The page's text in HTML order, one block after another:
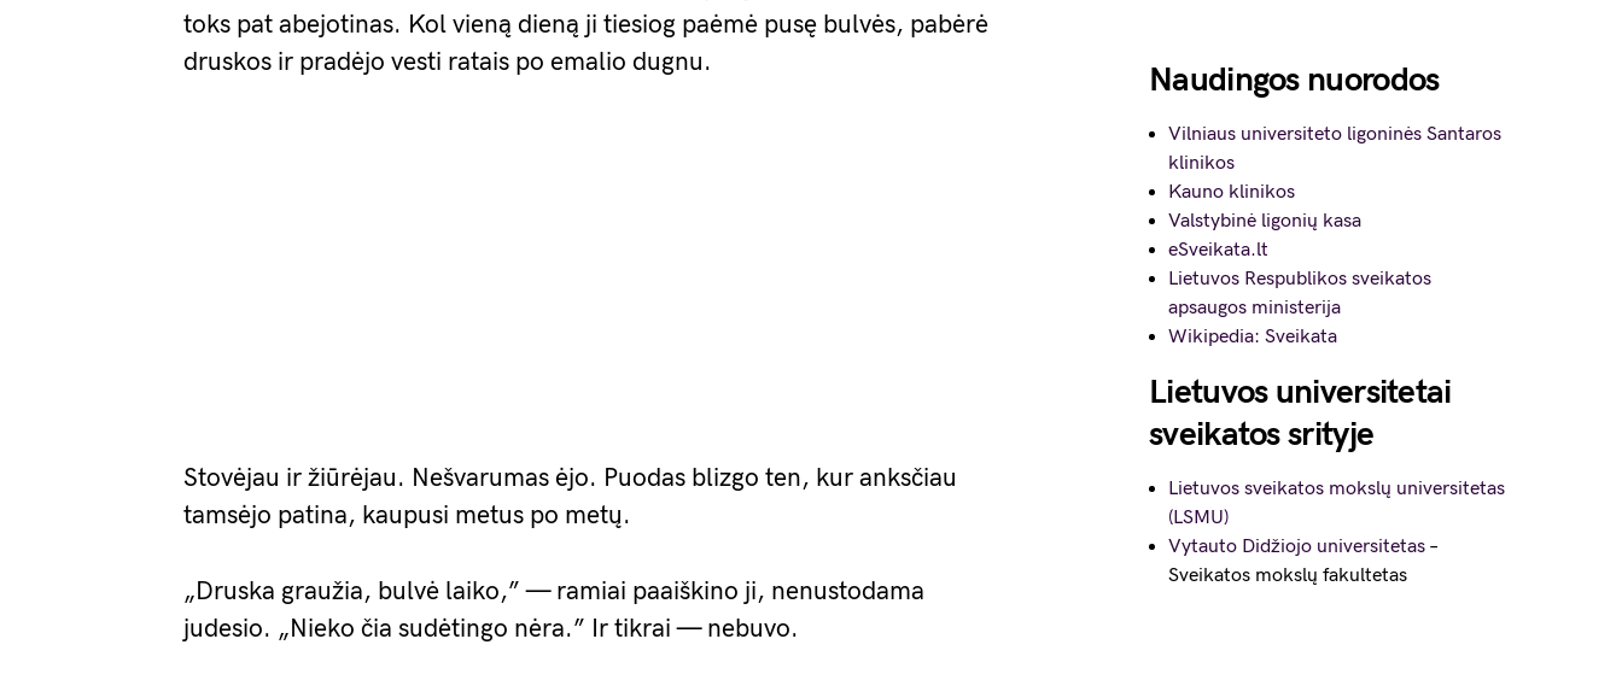
toks pat abejotinas. Kol vieną dieną ji tiesiog paėmė pusę bulvės, pabėrė
druskos ir pradėjo vesti ratais po emalio dugnu.
Stovėjau ir žiūrėjau. Nešvarumas ėjo. Puodas blizgo ten, kur anksčiau
tamsėjo patina, kaupusi metus po metų.
„Druska graužia, bulvė laiko,” — ramiai paaiškino ji, nenustodama
judesio. „Nieko čia sudėtingo nėra.” Ir tikrai — nebuvo.
Naudingos nuorodos
Vilniaus universiteto ligoninės Santaros
klinikos
Kauno klinikos
Valstybinė ligonių kasa
eSveikata.lt
Lietuvos Respublikos sveikatos
apsaugos ministerija
Wikipedia: Sveikata
Lietuvos universitetai
sveikatos srityje
Lietuvos sveikatos mokslų universitetas
(LSMU)
Vytauto Didžiojo universitetas –
Sveikatos mokslų fakultetas